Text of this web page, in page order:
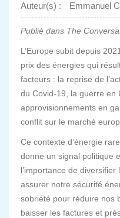
Auteur(s) : Emmanuel
Publié dans The
L’Europe subit depuis
prix des énergies qui
facteurs : la reprise de
du Covid-19, la guerre en
approvisionnements en
conflit sur le marché
Ce contexte d’énergie
donne un signal politique
l’importance de
assurer notre sécurité
sobriété pour réduire nos
baisser les factures et